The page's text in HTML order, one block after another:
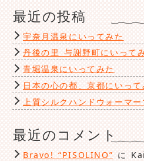
リ
ー
最近の投稿
宇奈月温泉にいってみた
丹後の里 与謝野町にいって
青堀温泉にいってみた
日本の心の都、京都にいって
上質シルクハンドウォーマ
最近のコメント
Bravo! “PISOLINO” に